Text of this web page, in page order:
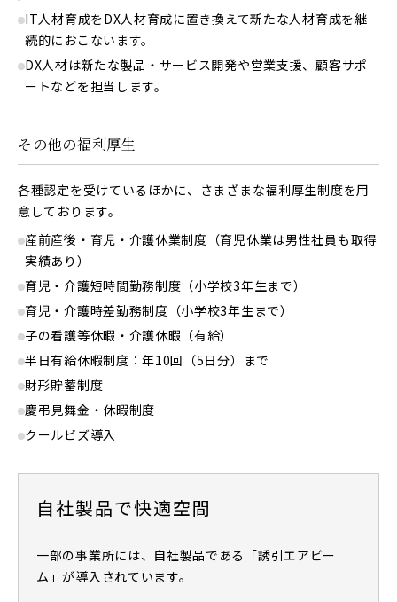
IT人材育成をDX人材育成に置き換えて新たな人材育成を継
続的におこないます。
DX人材は新たな製品・サービス開発や営業支援、顧客サポ
ートなどを担当します。
その他の福利厚生
各種認定を受けているほかに、さまざまな福利厚生制度を用
意しております。
産前産後・育児・介護休業制度（育児休業は男性社員も取得
実績あり）
育児・介護短時間勤務制度（小学校3年生まで）
育児・介護時差勤務制度（小学校3年生まで）
子の看護等休暇・介護休暇（有給）
半日有給休暇制度：年10回（5日分）まで
財形貯蓄制度
慶弔見舞金・休暇制度
クールビズ導入
自社製品で快適空間
一部の事業所には、自社製品である「誘引エアビー
ム」が導入されています。